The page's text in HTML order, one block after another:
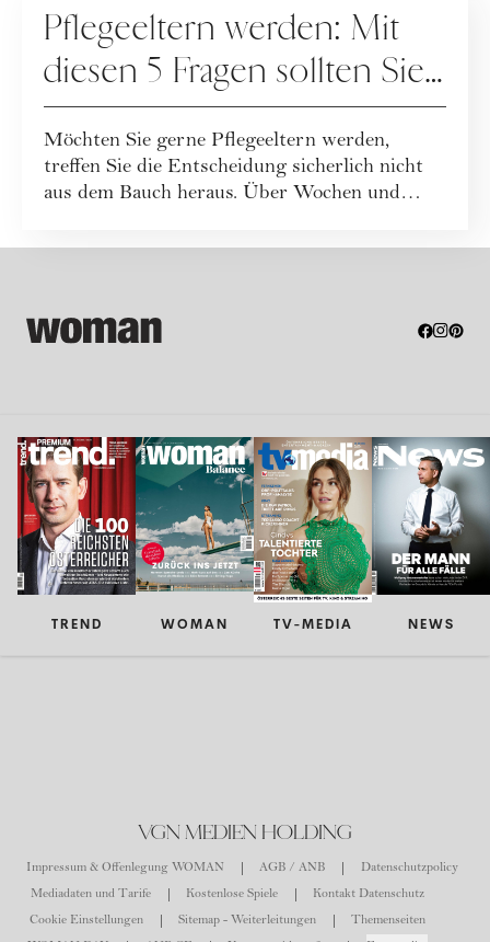
Pflegeeltern werden: Mit
diesen 5 Fragen sollten Sie
sich auseinandersetzen
Möchten Sie gerne Pflegeeltern werden,
treffen Sie die Entscheidung sicherlich nicht
aus dem Bauch heraus. Über Wochen und
TREND WOMAN TV-MEDIA NEWS
VGN MEDIEN HOLDING
Impressum & Offenlegung WOMAN AGB / ANB
Datenschutzpolicy
Mediadaten und Tarife
Kostenlose Spiele
Kontakt Datenschutz
Cookie Einstellungen
Sitemap - Weiterleitungen
Themenseiten